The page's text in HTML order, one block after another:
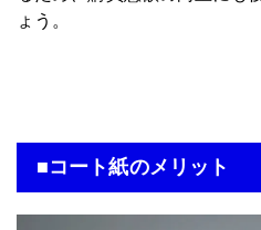
ょう。
■コート紙のメリット